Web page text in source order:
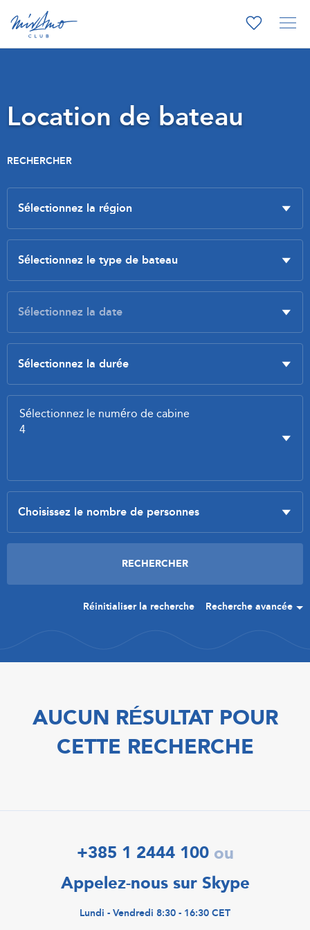
Location de bateau
RECHERCHER
Réinitialiser la recherche Recherche avancée
AUCUN RÉSULTAT POUR
CETTE RECHERCHE
+385 1 2444 100 ou
Appelez-nous sur Skype
Lundi - Vendredi 8:30 - 16:30 CET